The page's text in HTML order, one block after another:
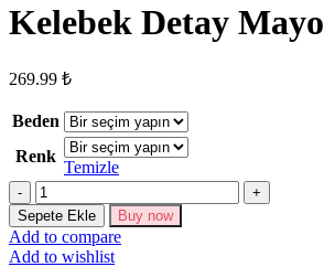
Kelebek Detay Mayo
269.99 ₺
Beden
Renk
Temizle
Kelebek
Detay
Mayo
adet
Sepete Ekle Buy now
Add to compare
Add to wishlist